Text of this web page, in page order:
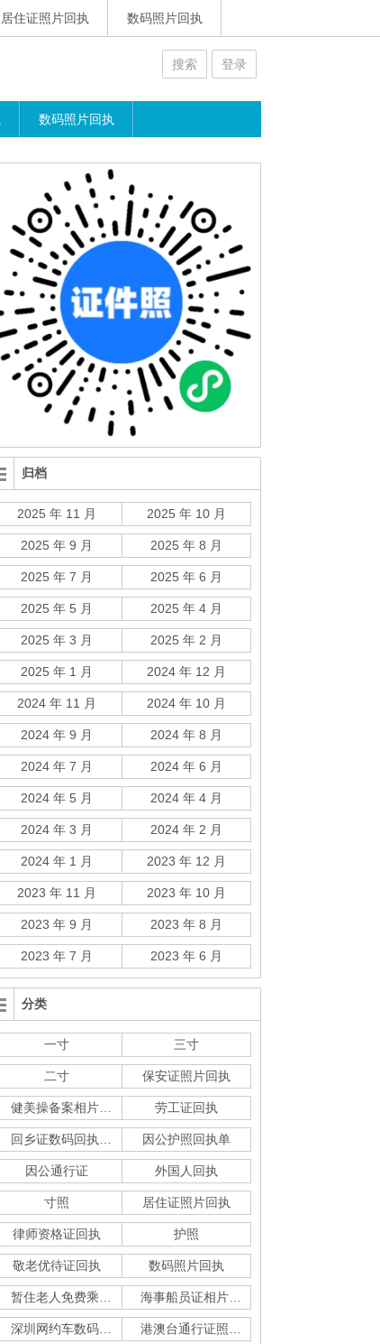
居住证照片回执 数码照片回执
搜索 登录
数码照片回执
归档
2025 年 11 月 2025 年 10 月
2025 年 9 月 2025 年 8 月
2025 年 7 月 2025 年 6 月
2025 年 5 月 2025 年 4 月
2025 年 3 月 2025 年 2 月
2025 年 1 月 2024 年 12 月
2024 年 11 月 2024 年 10 月
2024 年 9 月 2024 年 8 月
2024 年 7 月 2024 年 6 月
2024 年 5 月 2024 年 4 月
2024 年 3 月 2024 年 2 月
2024 年 1 月 2023 年 12 月
2023 年 11 月 2023 年 10 月
2023 年 9 月 2023 年 8 月
2023 年 7 月 2023 年 6 月
分类
一寸 三寸
二寸 保安证照片回执
劳工证回执
因公护照回执单
因公通行证 外国人回执
寸照 居住证照片回执
律师资格证回执 护照
敬老优待证回执 数码照片回执
海事船员证相片采集